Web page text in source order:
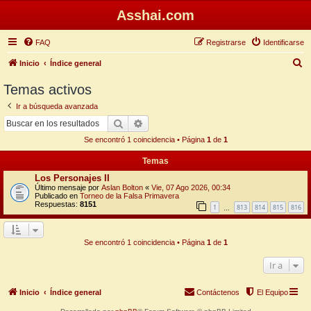
Asshai.com
FAQ Identificarse
Registrarse
Inicio Índice general
Temas activos
Ir a búsqueda avanzada
Buscar
Se encontró 1 coincidencia • Página 1de 1
Temas
Los Personajes II
Último mensaje por Aslan Bolton « Vie, 07 Ago 2026, 00:34
Publicado en Torneo de la Falsa Primavera
Respuestas: 8151 1 813 814 815 816
Se encontró 1 coincidencia • Página 1de 1
Ir a
Inicio Índice general El Equipo
Contáctenos